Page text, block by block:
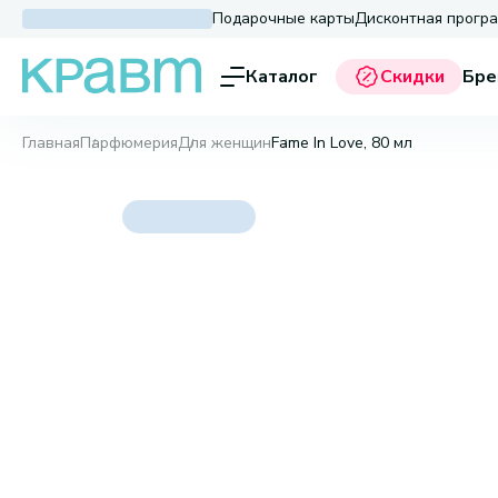
Подарочные картыДисконтная
Каталог Скидки
ГлавнаяПарфюмерияДля женщинFame In Love, 80 мл